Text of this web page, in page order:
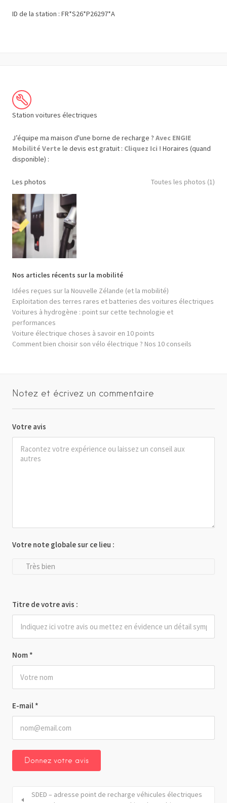
ID de la station : FR*S26*P26297*A
Station voitures électriques
J’équipe ma maison d'une borne de recharge ? Avec ENGIE
Mobilité Verte le devis est gratuit : Cliquez Ici ! Horaires (quand
disponible) :
Les photos Toutes les photos (1)
Nos articles récents sur la mobilité
Idées reçues sur la Nouvelle Zélande (et la mobilité)
Exploitation des terres rares et batteries des voitures électriques
Voitures à hydrogène : point sur cette technologie et
performances
Voiture électrique choses à savoir en 10 points
Comment bien choisir son vélo électrique ? Nos 10 conseils
Notez et écrivez un commentaire
Votre avis
Nom *
E-mail *
Votre note globale sur ce lieu :
Très bien
Titre de votre avis :
SDED – adresse point de recharge véhicules électriques